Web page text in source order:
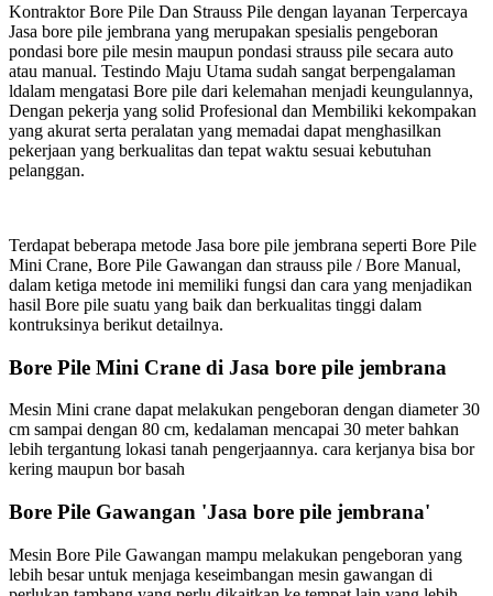
Kontraktor Bore Pile Dan Strauss Pile dengan layanan Terpercaya
Jasa bore pile jembrana yang merupakan spesialis pengeboran
pondasi bore pile mesin maupun pondasi strauss pile secara auto
atau manual. Testindo Maju Utama sudah sangat berpengalaman
ldalam mengatasi Bore pile dari kelemahan menjadi keungulannya,
Dengan pekerja yang solid Profesional dan Membiliki kekompakan
yang akurat serta peralatan yang memadai dapat menghasilkan
pekerjaan yang berkualitas dan tepat waktu sesuai kebutuhan
pelanggan.
Terdapat beberapa metode Jasa bore pile jembrana seperti Bore Pile
Mini Crane, Bore Pile Gawangan dan strauss pile / Bore Manual,
dalam ketiga metode ini memiliki fungsi dan cara yang menjadikan
hasil Bore pile suatu yang baik dan berkualitas tinggi dalam
kontruksinya berikut detailnya.
Bore Pile Mini Crane di Jasa bore pile jembrana
Mesin Mini crane dapat melakukan pengeboran dengan diameter 30
cm sampai dengan 80 cm, kedalaman mencapai 30 meter bahkan
lebih tergantung lokasi tanah pengerjaannya. cara kerjanya bisa bor
kering maupun bor basah
Bore Pile Gawangan 'Jasa bore pile jembrana'
Mesin Bore Pile Gawangan mampu melakukan pengeboran yang
lebih besar untuk menjaga keseimbangan mesin gawangan di